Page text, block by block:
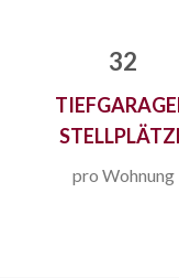
32
pro Wohnung